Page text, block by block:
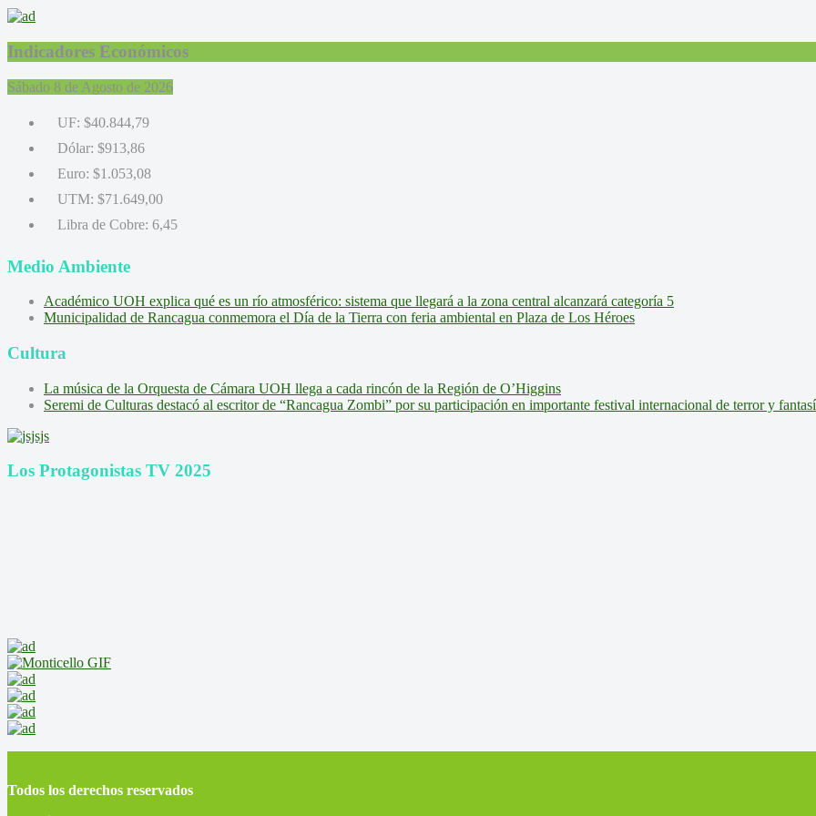
Indicadores Económicos
Sábado 8 de Agosto de 2026
UF: $40.844,79
Dólar: $913,86
Euro: $1.053,08
UTM: $71.649,00
Libra de Cobre: 6,45
Medio Ambiente
Académico UOH explica qué es un río atmosférico: sistema que llegará a la zona central alcanzará categoría 5
Municipalidad de Rancagua conmemora el Día de la Tierra con feria ambiental en Plaza de Los Héroes
Cultura
La música de la Orquesta de Cámara UOH llega a cada rincón de la Región de O’Higgins
Seremi de Culturas destacó al escritor de “Rancagua Zombi” por su participación en importante festival internacional de terror y
Los Protagonistas TV 2025
Todos los derechos reservados